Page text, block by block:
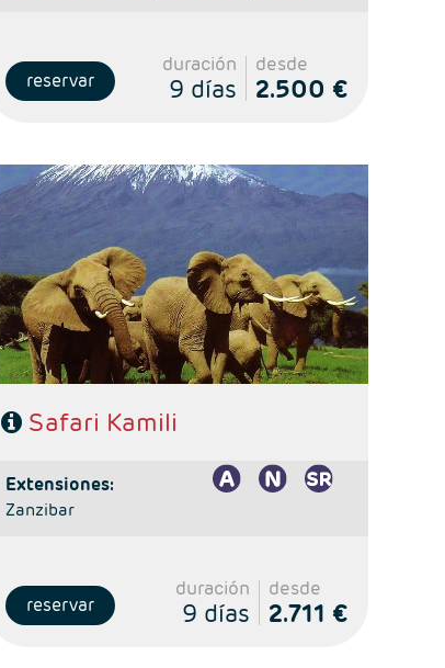
reservar
duración
9 días
desde
2.500 €
Salidas: Martes
Ruta: 1 noche Nairobi, 2 noches Masai Mara, 1 noche
Nakuru y 2 noches Amboseli
Régimen: Pensión completa, excepto primer día
Nairobi
A tener en cuenta: Se necesita visado online, a
tramitar por los viajeros
Safari Kamili
extensiones:
Zanzibar
reservar
duración
9 días
desde
2.711 €